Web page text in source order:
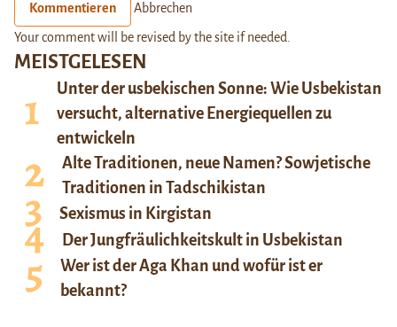
MEISTGELESEN
Unter der usbekischen Sonne: Wie Usbekistan
versucht, alternative Energiequellen zu
entwickeln
Alte Traditionen, neue Namen? Sowjetische
Traditionen in Tadschikistan
Sexismus in Kirgistan
Der Jungfräulichkeitskult in Usbekistan
Wer ist der Aga Khan und wofür ist er
bekannt?
Kommentieren Abbrechen
Your comment will be revised by the site if needed.